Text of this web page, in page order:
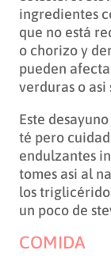
ingredientes
que no está
o chorizo y
pueden
verduras o asi
Este
té pero
endulzantes
tomes asi al
los
un poco de
COMIDA